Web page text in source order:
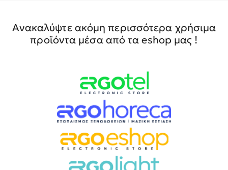
Ανακαλύψτε ακόμη περισσότερα χρήσιμα
προϊόντα μέσα από τα eshop μας !